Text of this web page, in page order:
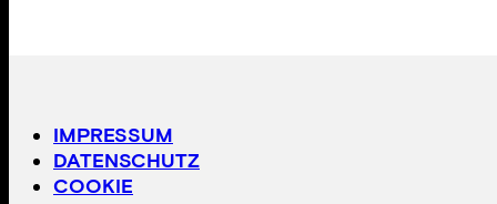
IMPRESSUM
DATENSCHUTZ
COOKIE